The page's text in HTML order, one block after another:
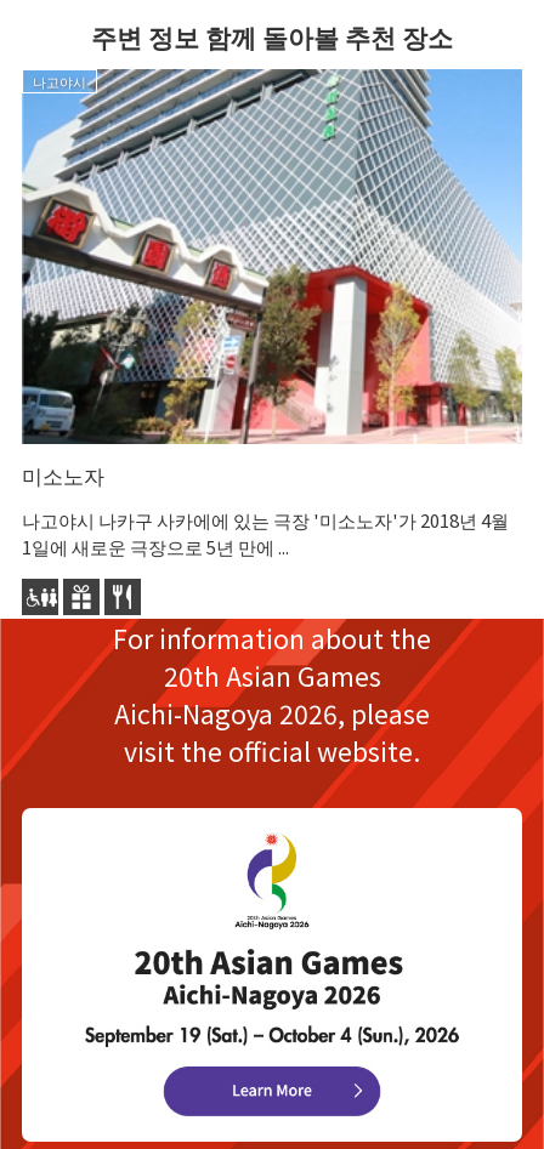
주변 정보 함께 돌아볼 추천 장소
나고야시
미소노자
나고야시 나카구 사카에에 있는 극장 '미소노자'가 2018년 4월
1일에 새로운 극장으로 5년 만에 ...
For information about the
20th Asian Games
Aichi-Nagoya 2026, please
visit the official website.